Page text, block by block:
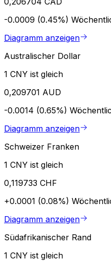
-0.0009 (0.45%)
Diagramm anzeigen
Australischer Dollar
1 CNY ist gleich
0,209701 AUD
-0.0014 (0.65%)
Diagramm anzeigen
Schweizer Franken
1 CNY ist gleich
0,119733 CHF
+0.0001 (0.08%)
Diagramm anzeigen
Südafrikanischer Rand
1 CNY ist gleich